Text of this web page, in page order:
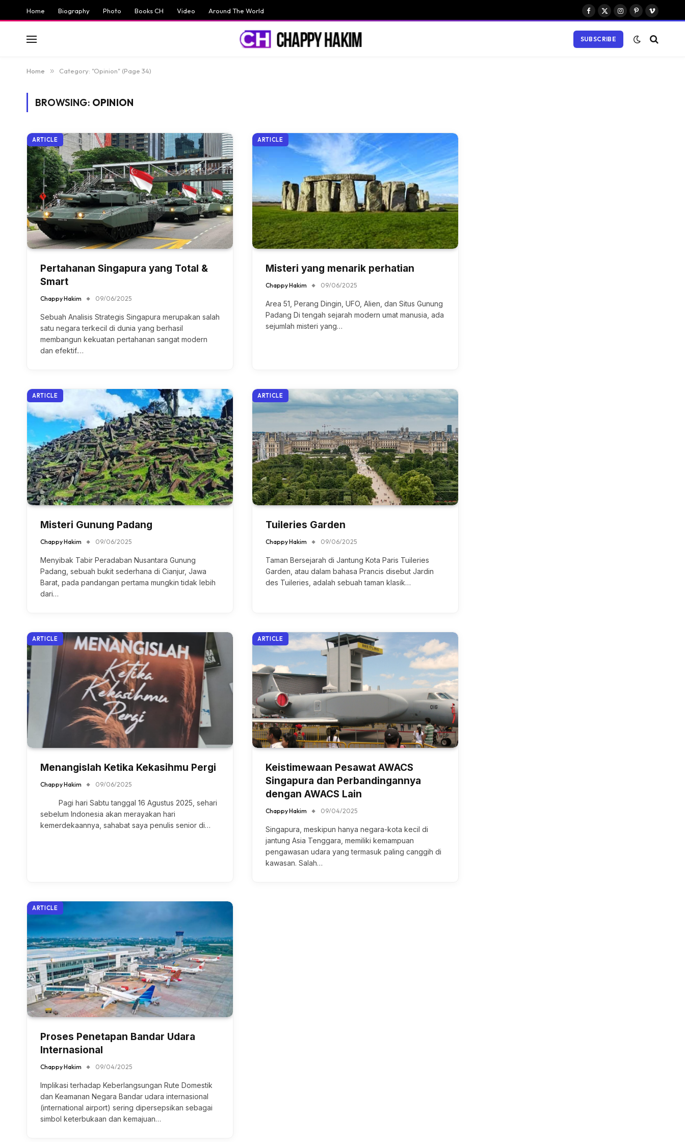
Home Biography Photo Books CH Video Around The World
Facebook
X
Instagram
PinterestVimeo
SUBSCRIBE
Home » Category: "Opinion" (Page 34)
BROWSING: OPINION
ARTICLE
Pertahanan Singapura yang Total &
Smart
Chappy Hakim 09/06/2025
Sebuah Analisis Strategis Singapura merupakan salah
satu negara terkecil di dunia yang berhasil
membangun kekuatan pertahanan sangat modern
dan efektif.…
ARTICLE
Misteri yang menarik perhatian
Chappy Hakim 09/06/2025
Area 51, Perang Dingin, UFO, Alien, dan Situs Gunung
Padang Di tengah sejarah modern umat manusia, ada
sejumlah misteri yang…
ARTICLE
Misteri Gunung Padang
Chappy Hakim 09/06/2025
Menyibak Tabir Peradaban Nusantara Gunung
Padang, sebuah bukit sederhana di Cianjur, Jawa
Barat, pada pandangan pertama mungkin tidak lebih
dari…
ARTICLE
Tuileries Garden
Chappy Hakim 09/06/2025
Taman Bersejarah di Jantung Kota Paris Tuileries
Garden, atau dalam bahasa Prancis disebut Jardin
des Tuileries, adalah sebuah taman klasik…
ARTICLE
Menangislah Ketika Kekasihmu Pergi
Chappy Hakim 09/06/2025
Pagi hari Sabtu tanggal 16 Agustus 2025, sehari
sebelum Indonesia akan merayakan hari
kemerdekaannya, sahabat saya penulis senior di…
ARTICLE
Keistimewaan Pesawat AWACS
Singapura dan Perbandingannya
dengan AWACS Lain
Chappy Hakim 09/04/2025
Singapura, meskipun hanya negara-kota kecil di
jantung Asia Tenggara, memiliki kemampuan
pengawasan udara yang termasuk paling canggih di
kawasan. Salah…
ARTICLE
Proses Penetapan Bandar Udara
Internasional
Chappy Hakim 09/04/2025
Implikasi terhadap Keberlangsungan Rute Domestik
dan Keamanan Negara Bandar udara internasional
(international airport) sering dipersepsikan sebagai
simbol keterbukaan dan kemajuan…